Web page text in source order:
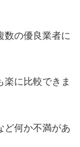
数の優良業者に
楽に比較できま
ど何か不満があ